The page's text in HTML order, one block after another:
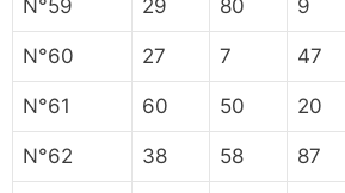
N°59 29 80 9
N°60 27 7 47
N°61 60 50 20
N°62 38 58 87